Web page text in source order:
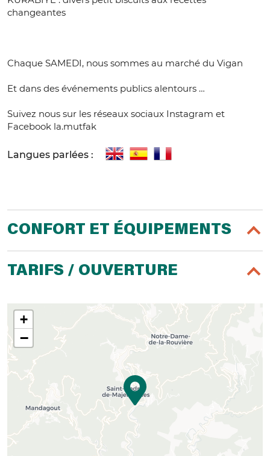
changeantes
Chaque SAMEDI, nous sommes au marché du Vigan
Et dans des événements publics alentours …
Suivez nous sur les réseaux sociaux Instagram et
Facebook la.mutfak
Langues parlées :
CONFORT ET ÉQUIPEMENTS
TARIFS / OUVERTURE
+
−